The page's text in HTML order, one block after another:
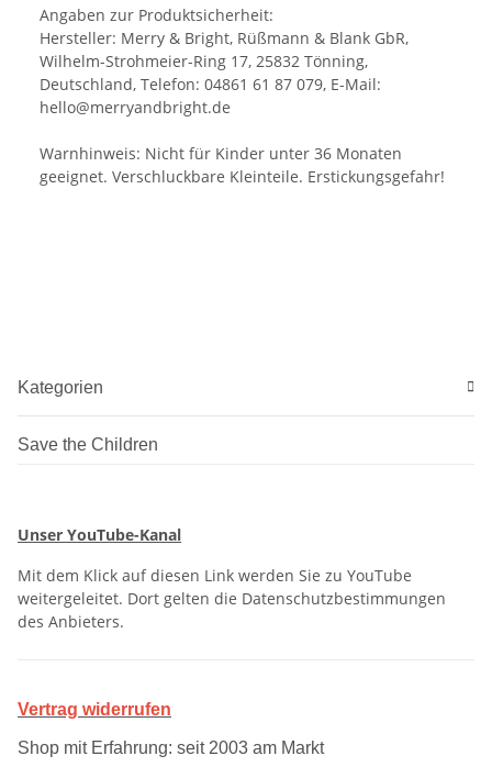
Angaben zur Produktsicherheit:
Hersteller: Merry & Bright, Rüßmann & Blank GbR,
Wilhelm-Strohmeier-Ring 17, 25832 Tönning,
Deutschland, Telefon: 04861 61 87 079, E-Mail:
hello@merryandbright.de
Warnhinweis: Nicht für Kinder unter 36 Monaten
geeignet. Verschluckbare Kleinteile. Erstickungsgefahr!
Kategorien
Save the Children
Unser YouTube-Kanal
Mit dem Klick auf diesen Link werden Sie zu YouTube
weitergeleitet. Dort gelten die Datenschutzbestimmungen
des Anbieters.
Vertrag widerrufen
Shop mit Erfahrung: seit 2003 am Markt